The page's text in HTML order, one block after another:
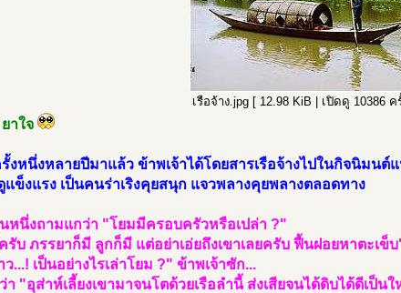
เรือจ้าง.jpg [ 12.98 KiB | เปิดดู 10386 ค
ยาใจ
รั้งหนึ่งหลายปีมาแล้ว ข้าพเจ้าได้โดยสารเรือจ้างไปในกิจนิมนต์
แข็งแรง เป็นคนร่าเริงคุยสนุก แจวพลางคุยพลางตลอดทาง
หนึ่งถามแกว่า "โยมมีครอบครัวหรือเปล่า ?"
รับ ภรรยาก็มี ลูกก็มี แต่อย่าเอ่ยถึงเขาเลยครับ ฟื้นฝอยหาตะเข็
ว...! เป็นอย่างไรเล่าโยม ?" ข้าพเจ้าซัก...
า "อุส่าห์เลี้ยงเขามาจนโตด้วยเรือลำนี้ ส่งเสียจนได้ดิบได้ดีเป็